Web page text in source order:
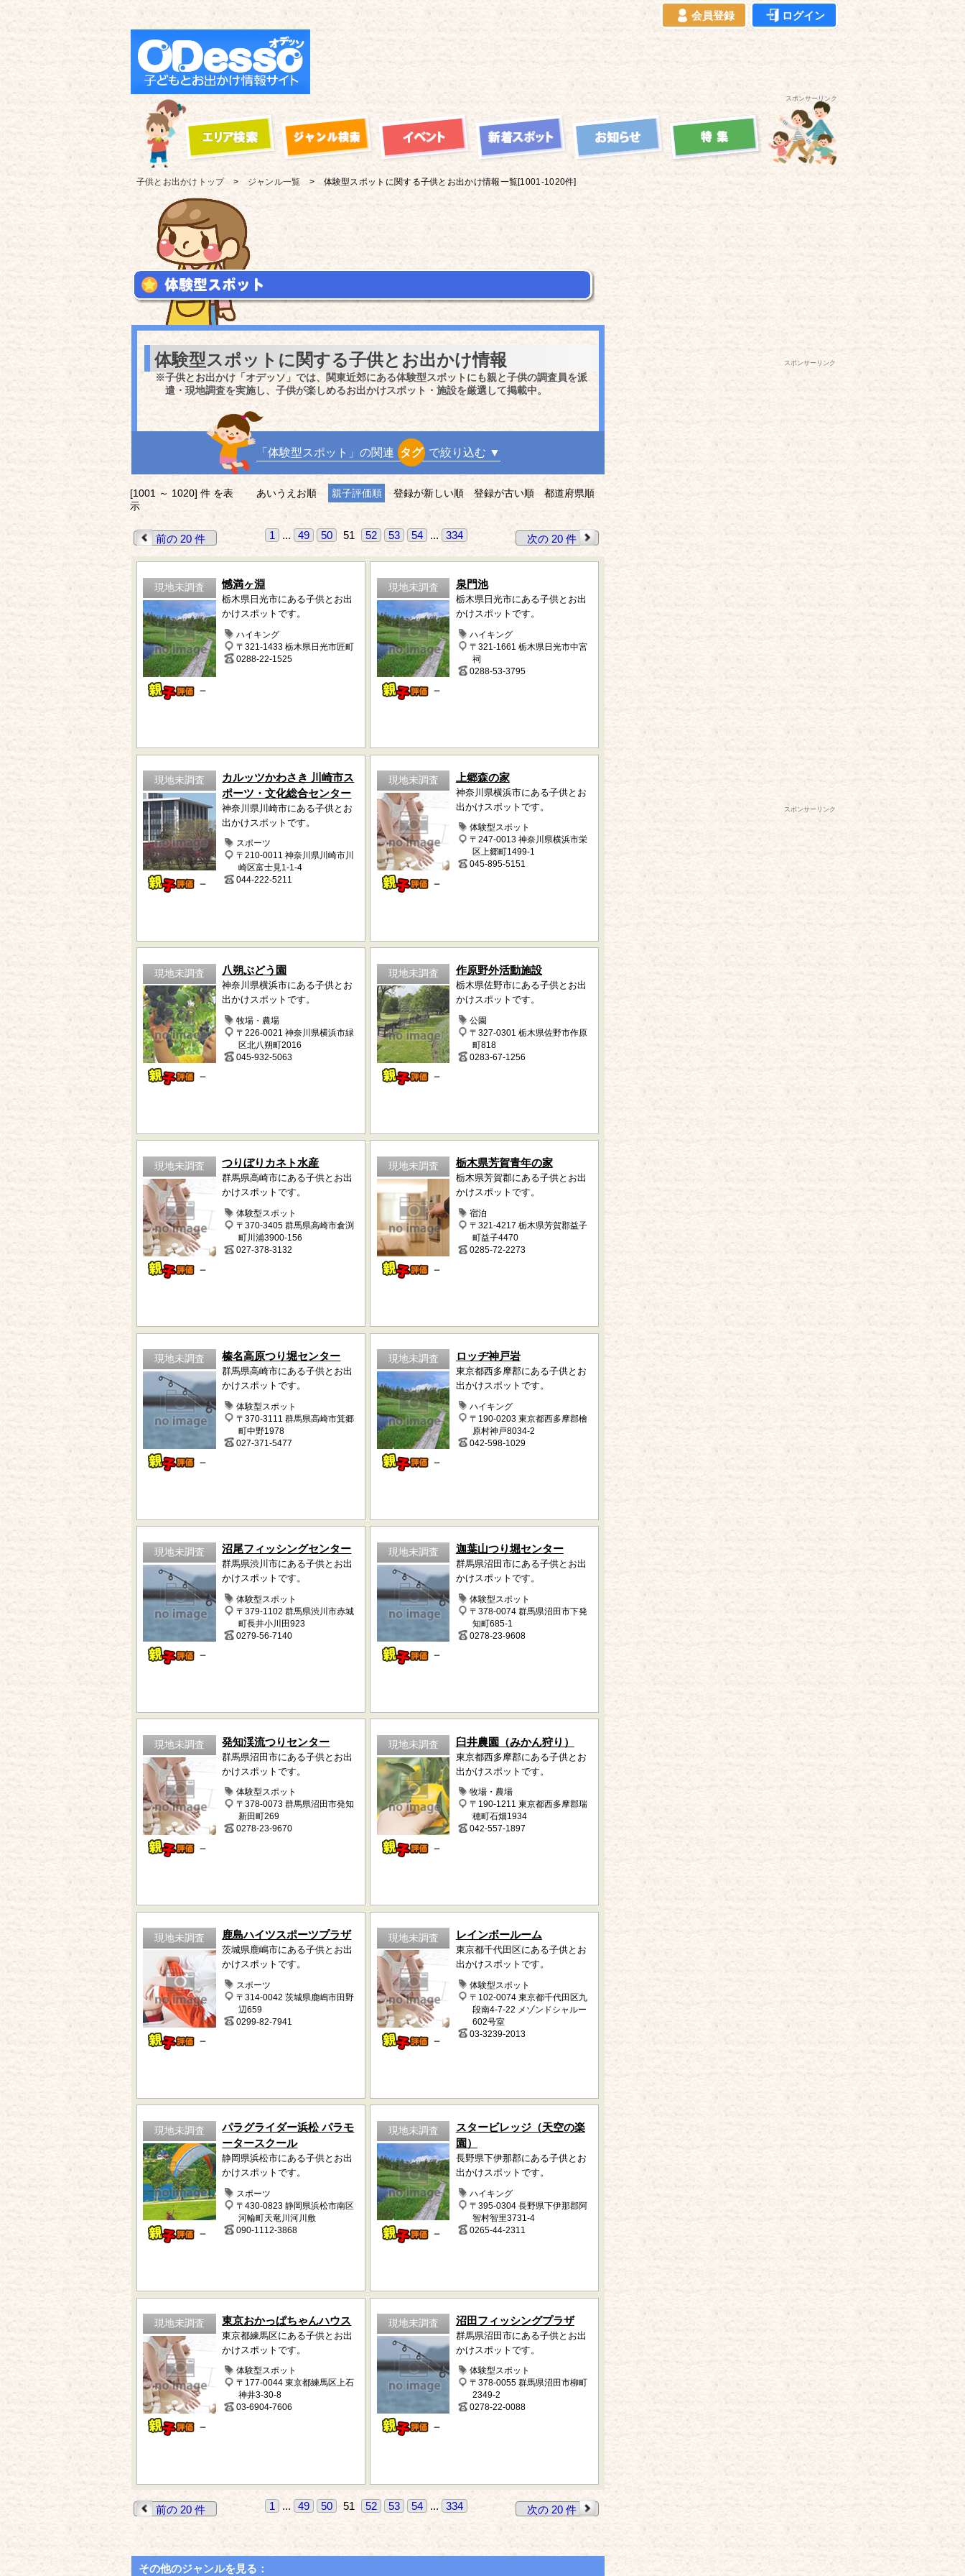
会員登録 ログイン
スポンサーリンク
子供とお出かけ トップ ジャンル一覧 体験型スポットに関する子供とお出かけ情報一覧[1001-1020件]
体験型スポットに関する子供とお出かけ情報
※子供とお出かけ「オデッソ」では、関東近郊にある体験型スポットにも親と子供の調査員を派
遣・現地調査を実施し、子供が楽しめるお出かけスポット・施設を厳選して掲載中。
「体験型スポット」の関連 タグ で絞り込む ▼
[1001 ～ 1020] 件 を表
示
あいうえお順 親子評価順 登録が新しい順 登録が古い順 都道府県順
前の 20 件 1 ... 49 50 51 52 53 54 ... 334 次の 20 件
現地未調査
－
憾満ヶ淵
栃木県日光市にある子供とお出
かけスポットです。
ハイキング
〒321-1433 栃木県日光市匠町
0288-22-1525
現地未調査
－
泉門池
栃木県日光市にある子供とお出
かけスポットです。
ハイキング
〒321-1661 栃木県日光市中宮
祠
0288-53-3795
現地未調査
－
カルッツかわさき 川崎市ス
ポーツ・文化総合センター
神奈川県川崎市にある子供とお
出かけスポットです。
スポーツ
〒210-0011 神奈川県川崎市川
崎区富士見1-1-4
044-222-5211
現地未調査
－
上郷森の家
神奈川県横浜市にある子供とお
出かけスポットです。
体験型スポット
〒247-0013 神奈川県横浜市栄
区上郷町1499-1
045-895-5151
現地未調査
－
八朔ぶどう園
神奈川県横浜市にある子供とお
出かけスポットです。
牧場・農場
〒226-0021 神奈川県横浜市緑
区北八朔町2016
045-932-5063
現地未調査
－
作原野外活動施設
栃木県佐野市にある子供とお出
かけスポットです。
公園
〒327-0301 栃木県佐野市作原
町818
0283-67-1256
現地未調査
－
つりぼりカネト水産
群馬県高崎市にある子供とお出
かけスポットです。
体験型スポット
〒370-3405 群馬県高崎市倉渕
町川浦3900-156
027-378-3132
現地未調査
－
栃木県芳賀青年の家
栃木県芳賀郡にある子供とお出
かけスポットです。
宿泊
〒321-4217 栃木県芳賀郡益子
町益子4470
0285-72-2273
現地未調査
－
榛名高原つり堀センター
群馬県高崎市にある子供とお出
かけスポットです。
体験型スポット
〒370-3111 群馬県高崎市箕郷
町中野1978
027-371-5477
現地未調査
－
ロッヂ神戸岩
東京都西多摩郡にある子供とお
出かけスポットです。
ハイキング
〒190-0203 東京都西多摩郡檜
原村神戸8034-2
042-598-1029
現地未調査
－
沼尾フィッシングセンター
群馬県渋川市にある子供とお出
かけスポットです。
体験型スポット
〒379-1102 群馬県渋川市赤城
町長井小川田923
0279-56-7140
現地未調査
－
迦葉山つり堀センター
群馬県沼田市にある子供とお出
かけスポットです。
体験型スポット
〒378-0074 群馬県沼田市下発
知町685-1
0278-23-9608
現地未調査
－
発知渓流つりセンター
群馬県沼田市にある子供とお出
かけスポットです。
体験型スポット
〒378-0073 群馬県沼田市発知
新田町269
0278-23-9670
現地未調査
－
臼井農園（みかん狩り）
東京都西多摩郡にある子供とお
出かけスポットです。
牧場・農場
〒190-1211 東京都西多摩郡瑞
穂町石畑1934
042-557-1897
現地未調査
－
鹿島ハイツスポーツプラザ
茨城県鹿嶋市にある子供とお出
かけスポットです。
スポーツ
〒314-0042 茨城県鹿嶋市田野
辺659
0299-82-7941
現地未調査
－
レインボールーム
東京都千代田区にある子供とお
出かけスポットです。
体験型スポット
〒102-0074 東京都千代田区九
段南4-7-22 メゾンドシャルー
602号室
03-3239-2013
現地未調査
－
パラグライダー浜松 パラモ
ータースクール
静岡県浜松市にある子供とお出
かけスポットです。
スポーツ
〒430-0823 静岡県浜松市南区
河輪町天竜川河川敷
090-1112-3868
現地未調査
－
スタービレッジ（天空の楽
園）
長野県下伊那郡にある子供とお
出かけスポットです。
ハイキング
〒395-0304 長野県下伊那郡阿
智村智里3731-4
0265-44-2311
現地未調査
－
東京おかっぱちゃんハウス
東京都練馬区にある子供とお出
かけスポットです。
体験型スポット
〒177-0044 東京都練馬区上石
神井3-30-8
03-6904-7606
現地未調査
－
沼田フィッシングプラザ
群馬県沼田市にある子供とお出
かけスポットです。
体験型スポット
〒378-0055 群馬県沼田市柳町
2349-2
0278-22-0088
前の 20 件 1 ... 49 50 51 52 53 54 ... 334 次の 20 件
その他のジャンルを見る：
スポンサーリンク
スポンサーリンク